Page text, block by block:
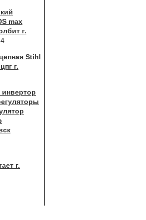
max
г.
Stihl
г.
г.